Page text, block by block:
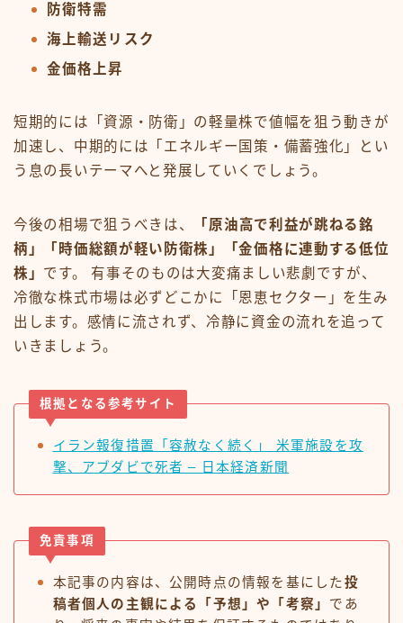
防衛特需
海上輸送リスク
金価格上昇
短期的には「資源・防衛」の軽量株で値幅を狙う動きが
加速し、中期的には「エネルギー国策・備蓄強化」とい
う息の長いテーマへと発展していくでしょう。
今後の相場で狙うべきは、
「原油高で利益が跳ねる銘
柄」「時価総額が軽い防衛株」「金価格に連動する低位
株」 です。 有事そのものは大変痛ましい悲劇ですが、
冷徹な株式市場は必ずどこかに「恩恵セクター」を生み
出します。感情に流されず、冷静に資金の流れを追って
いきましょう。
根拠となる参考サイト
イラン報復措置「容赦なく続く」 米軍施設を攻
撃、アブダビで死者 – 日本経済新聞
免責事項
本記事の内容は、公開時点の情報を基にした投
稿者個人の主観による「予想」や「考察」 であ